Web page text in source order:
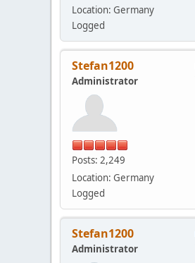
Location: Germany
Logged
Stefan1200
Administrator
Posts: 2,249
Location: Germany
Logged
Stefan1200
Administrator